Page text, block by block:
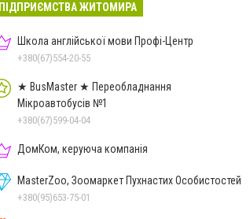
ПІДПРИЄМСТВА ЖИТОМИРА
Школа англійської мови Профі-Центр
+380(67)554-20-55
★ BusMaster ★ Переобладнання
Мікроавтобусів №1
+380(67)599-04-04
ДомКом, керуюча компанія
MasterZoo, Зоомаркет Пухнастих Особистостей
+380(95)653-75-01